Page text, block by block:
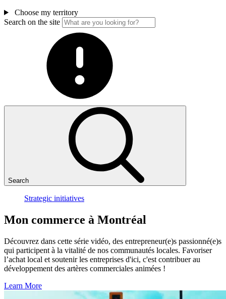
Choose my territory
Search on the site
Search
Strategic initiatives
Mon commerce à Montréal
Découvrez dans cette série vidéo, des entrepreneur(e)s passionné(e)s
qui participent à la vitalité de nos communautés locales. Favoriser
l’achat local et soutenir les entreprises d'ici, c'est contribuer au
développement des artères commerciales animées !
Learn More